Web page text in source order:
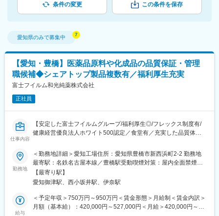
条件の変更 この条件を保存
愛知県のみで募集中
【愛知・豊橋】医薬品原料や化成品の品質保証・管理
職候補◆シェアトップ製品複数有／福利厚生充実
富士フイルム和光純薬株式会社
正社員
仕事内容
【安定した富士フイルムグループ/福利厚生◎/フレックス制度有/
健康経営優良法人ホワイト500認定／食堂有／充実した品質体
当社は、研究開発に使用される試薬事業を中心に、検査・診断で
使用される臨床検査事業や、製品の原材料等を販売する化成品事
業を行っています。
■業務ミッション：
・愛知工場の品質保証体制の強化、推進
勤務地
＜勤務地詳細＞愛知工場住所：愛知県豊橋市新西浜町2-2 勤務地
最寄駅：名鉄名古屋本線／豊橋駅受動喫煙対策：屋内全面禁煙変
更の範囲：会社の定める事業所
【最寄り駅】
愛知御津駅、西小坂井駅、伊奈駅
給与
＜予定年収＞750万円～950万円＜賃金形態＞月給制＜賃金内訳＞
月額（基本給）：420,000円～527,000円＜月給＞420,000円～